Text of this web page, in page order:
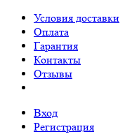
Условия доставки
Оплата
Гарантия
Контакты
Отзывы
Вход
Регистрация